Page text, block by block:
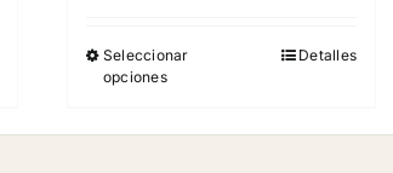
Seleccionar
opciones
Detalles